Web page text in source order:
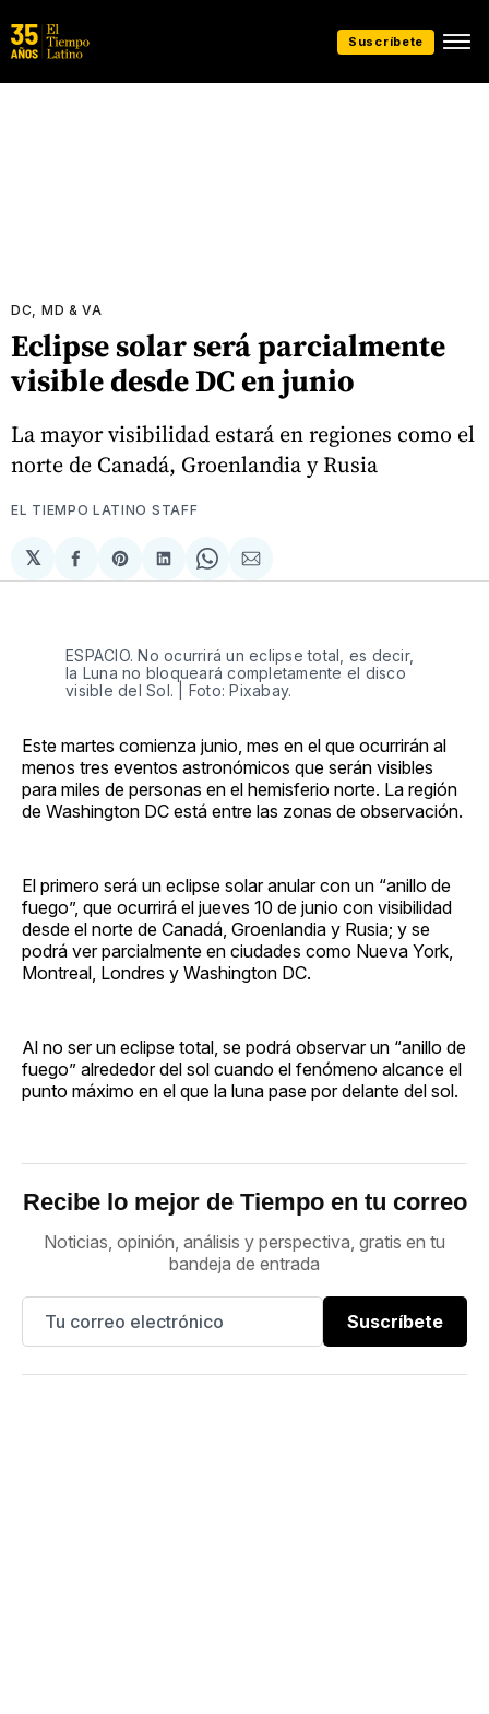
Suscríbete
DC, MD & VA
Eclipse solar será parcialmente
visible desde DC en junio
La mayor visibilidad estará en regiones como el
norte de Canadá, Groenlandia y Rusia
EL TIEMPO LATINO STAFF
𝕏
Compartir
en
Share
on
Compartir
en
Share
on
Compartir
via
ESPACIO. No ocurrirá un eclipse total, es decir,
la Luna no bloqueará completamente el disco
visible del Sol. | Foto: Pixabay.
Este martes comienza junio, mes en el que ocurrirán al
menos tres eventos astronómicos que serán visibles
para miles de personas en el hemisferio norte. La región
de Washington DC está entre las zonas de observación.
El primero será un eclipse solar anular con un “anillo de
fuego”, que ocurrirá el jueves 10 de junio con visibilidad
desde el norte de Canadá, Groenlandia y Rusia; y se
podrá ver parcialmente en ciudades como Nueva York,
Montreal, Londres y Washington DC.
Al no ser un eclipse total, se podrá observar un “anillo de
fuego” alrededor del sol cuando el fenómeno alcance el
punto máximo en el que la luna pase por delante del sol.
Recibe lo mejor de Tiempo en tu correo
Noticias, opinión, análisis y perspectiva, gratis en tu
bandeja de entrada
Suscríbete